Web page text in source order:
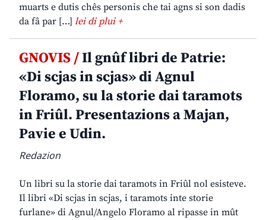
muarts e dutis chês personis che tai agns si son dadis
da fâ par […] lei di plui +
GNOVIS /Il gnûf libri de Patrie:
«Di scjas in scjas» di Agnul
Floramo, su la storie dai taramots
in Friûl. Presentazions a Majan,
Pavie e Udin.
Redazion
Un libri su la storie dai taramots in Friûl nol esisteve.
Il libri «Di scjas in scjas, i taramots inte storie
furlane» di Agnul/Angelo Floramo al ripasse in mût